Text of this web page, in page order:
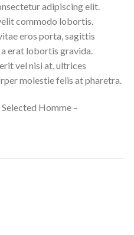
adipiscing elit.
commodo lobortis.
eros porta, sagittis
a erat lobortis gravida.
vel nisi at, ultrices
molestie felis at pharetra.
Homme –